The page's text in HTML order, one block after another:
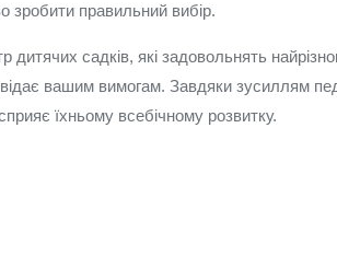
зробити правильний вибір.
садків, які задовольнять
вашим вимогам. Завдяки зусиллям
їхньому всебічному розвитку.